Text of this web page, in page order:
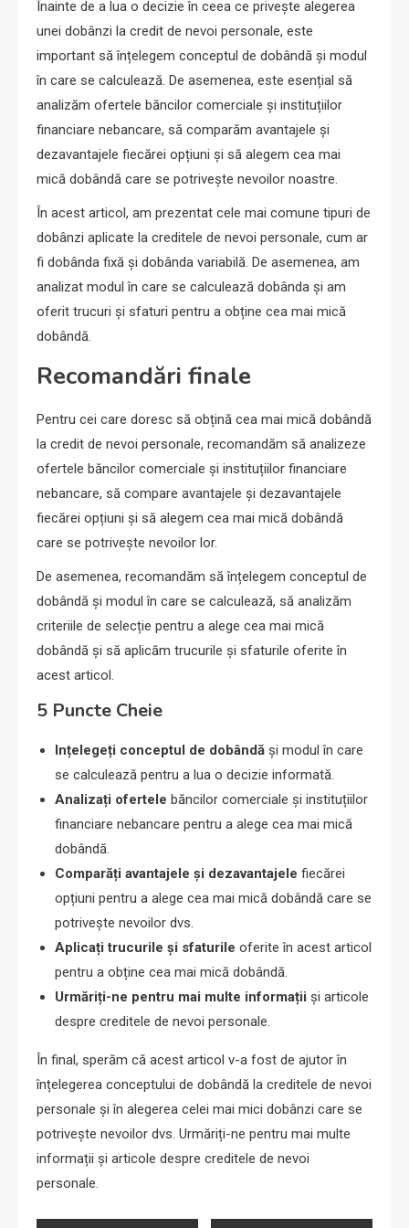
Înainte de a lua o decizie în ceea ce privește alegerea
unei dobânzi la credit de nevoi personale, este
important să înțelegem conceptul de dobândă și modul
în care se calculează. De asemenea, este esențial să
analizăm ofertele băncilor comerciale și instituțiilor
financiare nebancare, să comparăm avantajele și
dezavantajele fiecărei opțiuni și să alegem cea mai
mică dobândă care se potrivește nevoilor noastre.
În acest articol, am prezentat cele mai comune tipuri de
dobânzi aplicate la creditele de nevoi personale, cum ar
fi dobânda fixă și dobânda variabilă. De asemenea, am
analizat modul în care se calculează dobânda și am
oferit trucuri și sfaturi pentru a obține cea mai mică
dobândă.
Recomandări finale
Pentru cei care doresc să obțină cea mai mică dobândă
la credit de nevoi personale, recomandăm să analizeze
ofertele băncilor comerciale și instituțiilor financiare
nebancare, să compare avantajele și dezavantajele
fiecărei opțiuni și să alegem cea mai mică dobândă
care se potrivește nevoilor lor.
De asemenea, recomandăm să înțelegem conceptul de
dobândă și modul în care se calculează, să analizăm
criteriile de selecție pentru a alege cea mai mică
dobândă și să aplicăm trucurile și sfaturile oferite în
acest articol.
5 Puncte Cheie
Ințelegeți conceptul de dobândă și modul în care
se calculează pentru a lua o decizie informată.
Analizați ofertele băncilor comerciale și instituțiilor
financiare nebancare pentru a alege cea mai mică
dobândă.
Comparăți avantajele și dezavantajele fiecărei
opțiuni pentru a alege cea mai mică dobândă care se
potrivește nevoilor dvs.
Aplicați trucurile și sfaturile oferite în acest articol
pentru a obține cea mai mică dobândă.
Urmăriți-ne pentru mai multe informații și articole
despre creditele de nevoi personale.
În final, sperăm că acest articol v-a fost de ajutor în
înțelegerea conceptului de dobândă la creditele de nevoi
personale și în alegerea celei mai mici dobânzi care se
potrivește nevoilor dvs. Urmăriți-ne pentru mai multe
informații și articole despre creditele de nevoi
personale.